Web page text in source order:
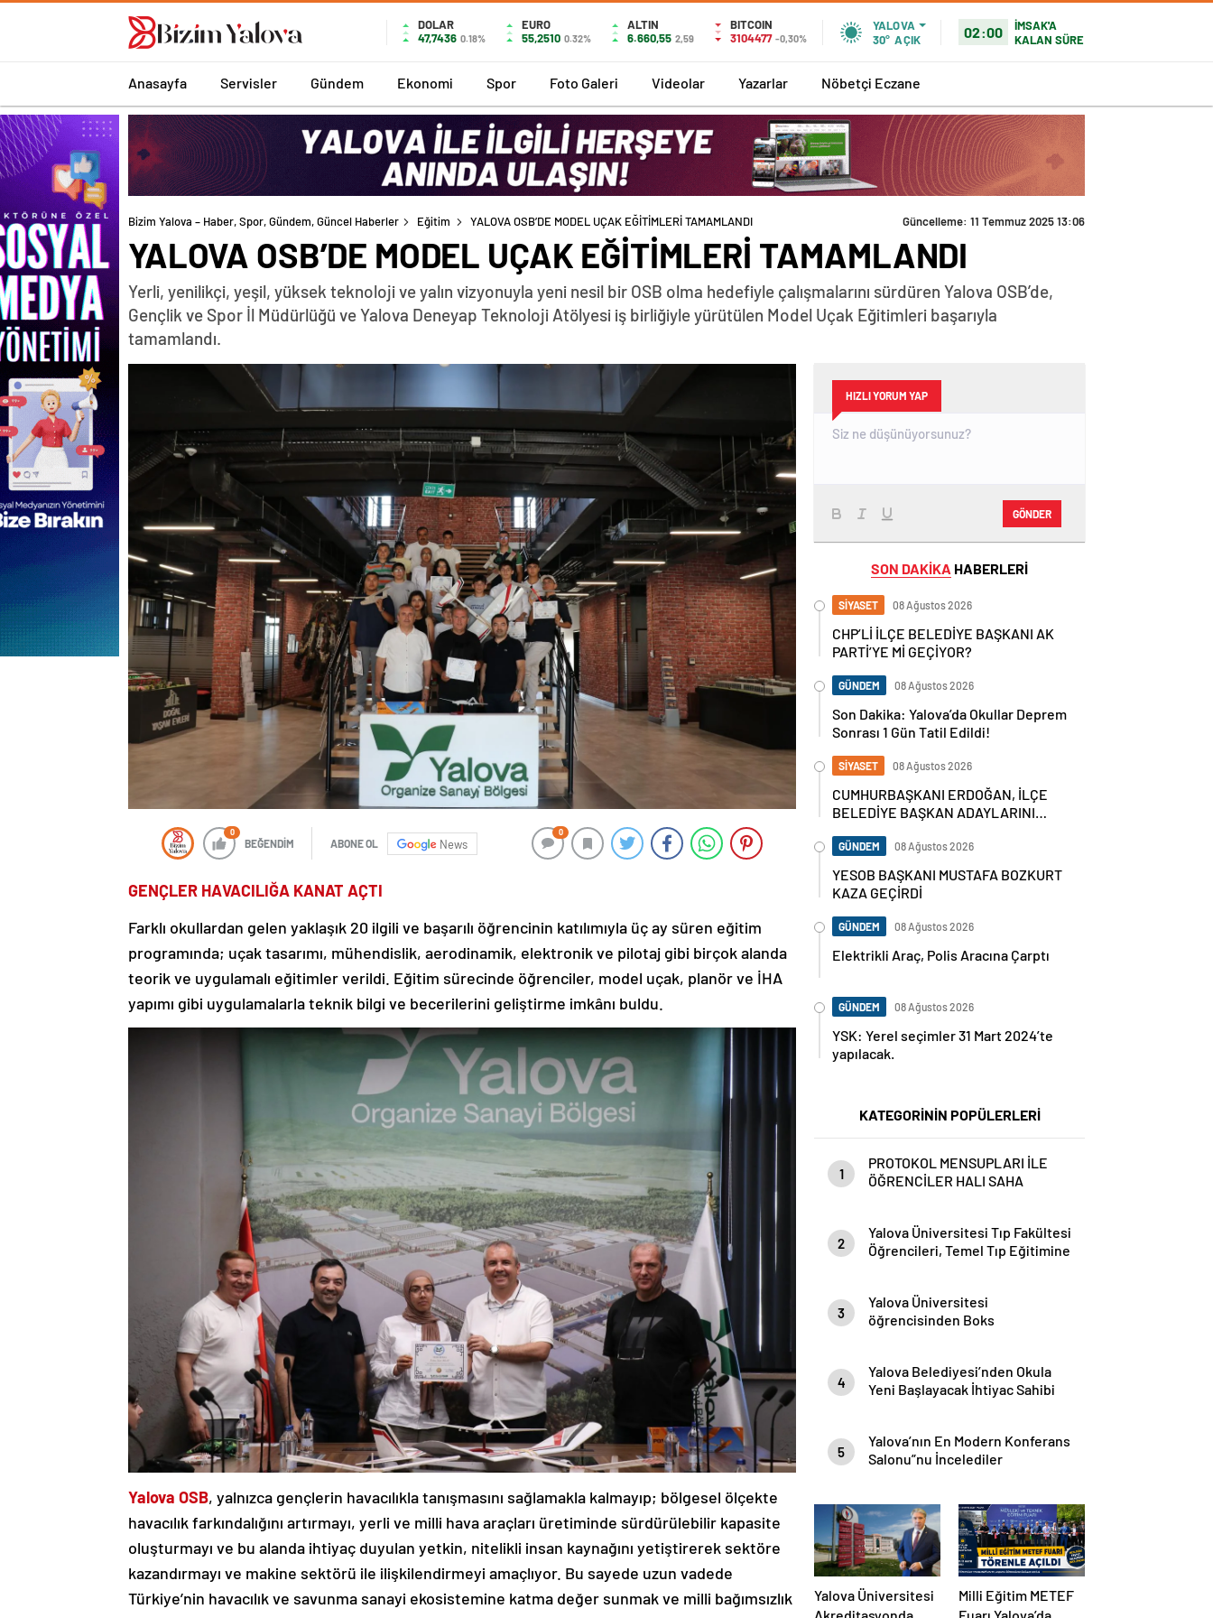
romabet
deneme
DOLAR
47,7436 0.18%
EURO
55,2510 0.32%
ALTIN
6.660,55 2,59
BITCOIN
3104477 -0,30%
YALOVA
30° AÇIK 02:00
İMSAK'A
KALAN SÜRE
Anasayfa Servisler Gündem Ekonomi Spor Foto Galeri Videolar Yazarlar Nöbetçi Eczane
Bizim Yalova – Haber, Spor, Gündem, Güncel Haberler Eğitim YALOVA OSB’DE MODEL UÇAK EĞİTİMLERİ TAMAMLANDI
YALOVA OSB’DE MODEL UÇAK EĞİTİMLERİ TAMAMLANDI
Yerli, yenilikçi, yeşil, yüksek teknoloji ve yalın vizyonuyla yeni nesil bir OSB olma hedefiyle çalışmalarını sürdüren Yalova OSB’de,
Gençlik ve Spor İl Müdürlüğü ve Yalova Deneyap Teknoloji Atölyesi iş birliğiyle yürütülen Model Uçak Eğitimleri başarıyla
tamamlandı.
0
BEĞENDİM ABONE OL News
0
GENÇLER HAVACILIĞA KANAT AÇTI
Farklı okullardan gelen yaklaşık 20 ilgili ve başarılı öğrencinin katılımıyla üç ay süren eğitim
programında; uçak tasarımı, mühendislik, aerodinamik, elektronik ve pilotaj gibi birçok alanda
teorik ve uygulamalı eğitimler verildi. Eğitim sürecinde öğrenciler, model uçak, planör ve İHA
yapımı gibi uygulamalarla teknik bilgi ve becerilerini geliştirme imkânı buldu.
Yalova OSB, yalnızca gençlerin havacılıkla tanışmasını sağlamakla kalmayıp; bölgesel ölçekte
havacılık farkındalığını artırmayı, yerli ve milli hava araçları üretiminde sürdürülebilir kapasite
oluşturmayı ve bu alanda ihtiyaç duyulan yetkin, nitelikli insan kaynağını yetiştirerek sektöre
kazandırmayı ve makine sektörü ile ilişkilendirmeyi amaçlıyor. Bu sayede uzun vadede
Türkiye’nin havacılık ve savunma sanayi ekosistemine katma değer sunmak ve milli bağımsızlık
HIZLI YORUM YAP
GÖNDER
SON DAKİKA HABERLERİ
SİYASET 08 Ağustos 2026
CHP’Lİ İLÇE BELEDİYE BAŞKANI AK
PARTİ’YE Mİ GEÇİYOR?
GÜNDEM 08 Ağustos 2026
Son Dakika: Yalova’da Okullar Deprem
Sonrası 1 Gün Tatil Edildi!
SİYASET 08 Ağustos 2026
CUMHURBAŞKANI ERDOĞAN, İLÇE
BELEDİYE BAŞKAN ADAYLARINI
GÜNDEM 08 Ağustos 2026
YESOB BAŞKANI MUSTAFA BOZKURT
KAZA GEÇİRDİ
GÜNDEM 08 Ağustos 2026
Elektrikli Araç, Polis Aracına Çarptı
GÜNDEM 08 Ağustos 2026
YSK: Yerel seçimler 31 Mart 2024’te
yapılacak.
KATEGORİNİN POPÜLERLERİ
1
PROTOKOL MENSUPLARI İLE
ÖĞRENCİLER HALI SAHA
2
Yalova Üniversitesi Tıp Fakültesi
Öğrencileri, Temel Tıp Eğitimine
3
Yalova Üniversitesi
öğrencisinden Boks
4
Yalova Belediyesi’nden Okula
Yeni Başlayacak İhtiyac Sahibi
5
Yalova’nın En Modern Konferans
Salonu”nu İncelediler
Yalova Üniversitesi
Milli Eğitim METEF